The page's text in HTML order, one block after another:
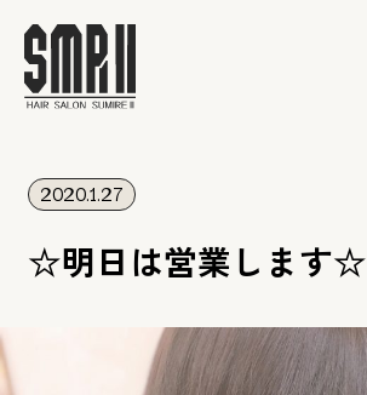
2020.1.27
☆明日は営業します☆